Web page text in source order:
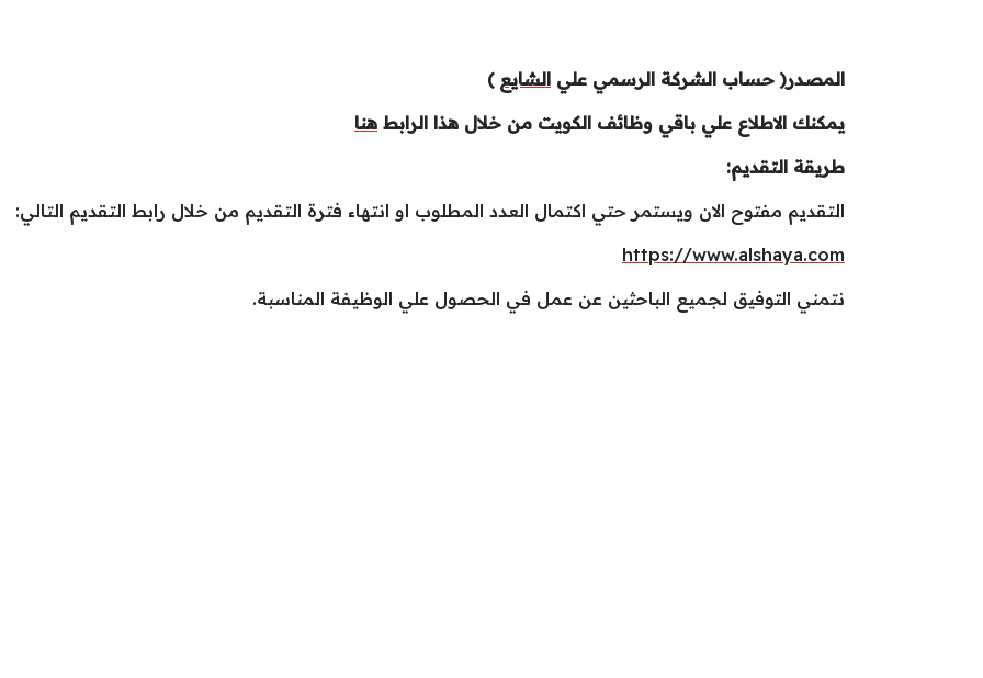
المصدر( حساب الشركة الرسمي علي الشايع )
يمكنك الاطلاع علي باقي وظائف الكويت من خلال هذا الرابط هنا
طريقة التقديم:
التقديم مفتوح الان ويستمر حتي اكتمال العدد المطلوب او انتهاء فترة التقديم من خلال رابط التقديم التالي:
https://www.alshaya.com
نتمني التوفيق لجميع الباحثين عن عمل في الحصول علي الوظيفة المناسبة.